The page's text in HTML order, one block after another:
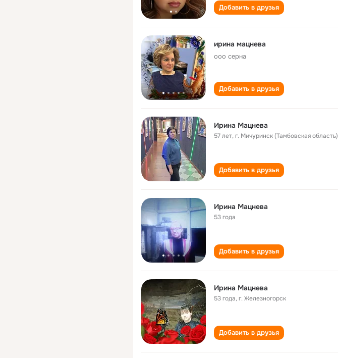
Добавить в друзья
ирина мацнева
ооо серна
Добавить в друзья
Ирина Мацнева
57 лет,г. Мичуринск (Тамбовская область)
Добавить в друзья
Ирина Мацнева
53 года
Добавить в друзья
Ирина Мацнева
53 года,г. Железногорск
Добавить в друзья